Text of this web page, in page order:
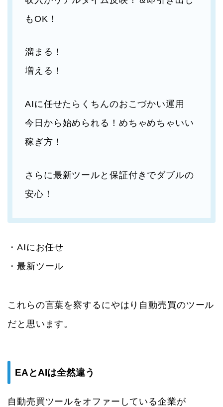
もOK！
溜まる！
増える！
AIに任せたらくちんのおこづかい運用
今日から始められる！めちゃめちゃいい
稼ぎ方！
さらに最新ツールと保証付きでダブルの
安心！
・AIにお任せ
・最新ツール
これらの言葉を察するにやはり自動売買のツール
だと思います。
EAとAIは全然違う
自動売買ツールをオファーしている企業が